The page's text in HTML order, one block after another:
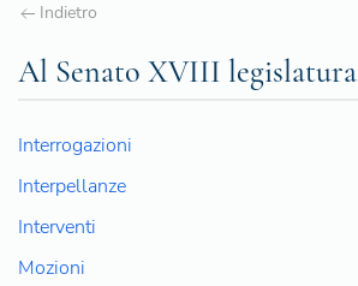
Indietro
Al Senato XVIII legislatura
Interrogazioni
Interpellanze
Interventi
Mozioni